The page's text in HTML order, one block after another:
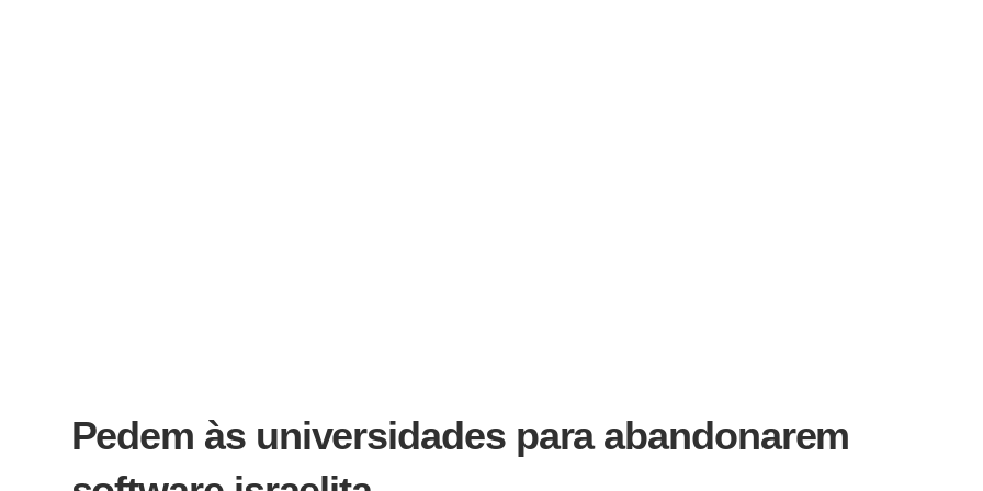
Pedem às universidades para abandonarem